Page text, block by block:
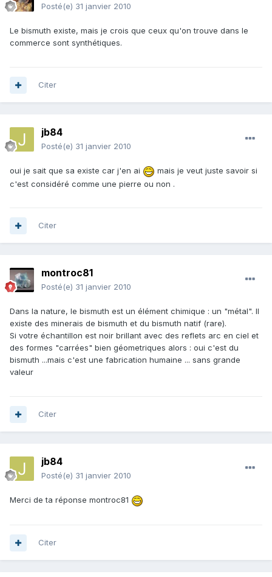
Posté(e) 31 janvier 2010
Le bismuth existe, mais je crois que ceux qu'on trouve dans le
commerce sont synthétiques.
Citer
jb84
Posté(e) 31 janvier 2010
oui je sait que sa existe car j'en ai
mais je veut juste savoir si
c'est considéré comme une pierre ou non .
Citer
montroc81
Posté(e) 31 janvier 2010
Dans la nature, le bismuth est un élément chimique : un "métal". Il
existe des minerais de bismuth et du bismuth natif (rare).
Si votre échantillon est noir brillant avec des reflets arc en ciel et
des formes "carrées" bien géometriques alors : oui c'est du
bismuth ...mais c'est une fabrication humaine ... sans grande
valeur
Citer
jb84
Posté(e) 31 janvier 2010
Merci de ta réponse montroc81
Citer